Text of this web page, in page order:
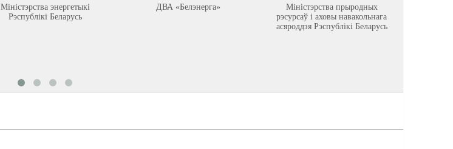
Міністэрства энергетыкі
Рэспублікі Беларусь
ДВА «Белэнерга»
Міністэрства прыродных
рэсурсаў і аховы навакольнага
асяроддзя Рэспублікі Беларусь